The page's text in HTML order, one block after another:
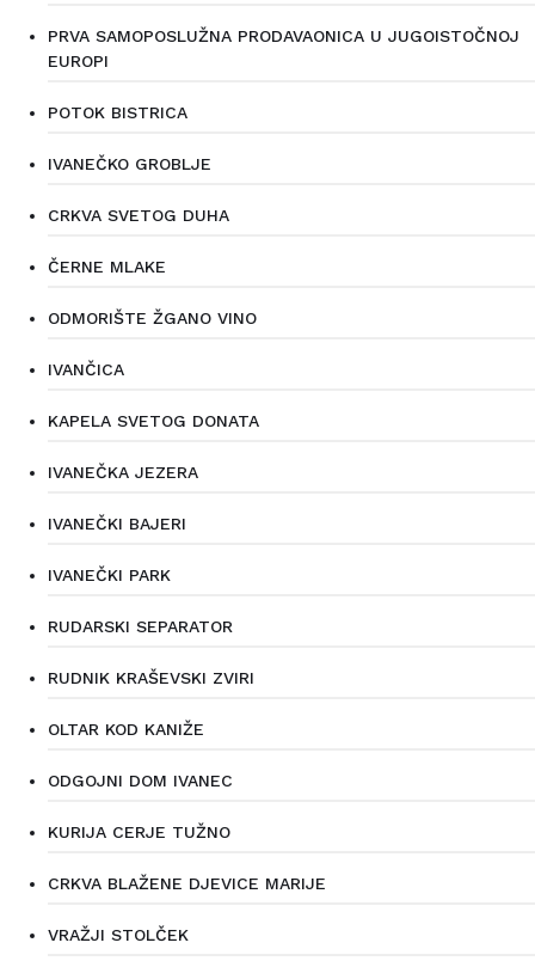
PRVA SAMOPOSLUŽNA PRODAVAONICA U JUGOISTOČNOJ
EUROPI
POTOK BISTRICA
IVANEČKO GROBLJE
CRKVA SVETOG DUHA
ČERNE MLAKE
ODMORIŠTE ŽGANO VINO
IVANČICA
KAPELA SVETOG DONATA
IVANEČKA JEZERA
IVANEČKI BAJERI
IVANEČKI PARK
RUDARSKI SEPARATOR
RUDNIK KRAŠEVSKI ZVIRI
OLTAR KOD KANIŽE
ODGOJNI DOM IVANEC
KURIJA CERJE TUŽNO
CRKVA BLAŽENE DJEVICE MARIJE
VRAŽJI STOLČEK